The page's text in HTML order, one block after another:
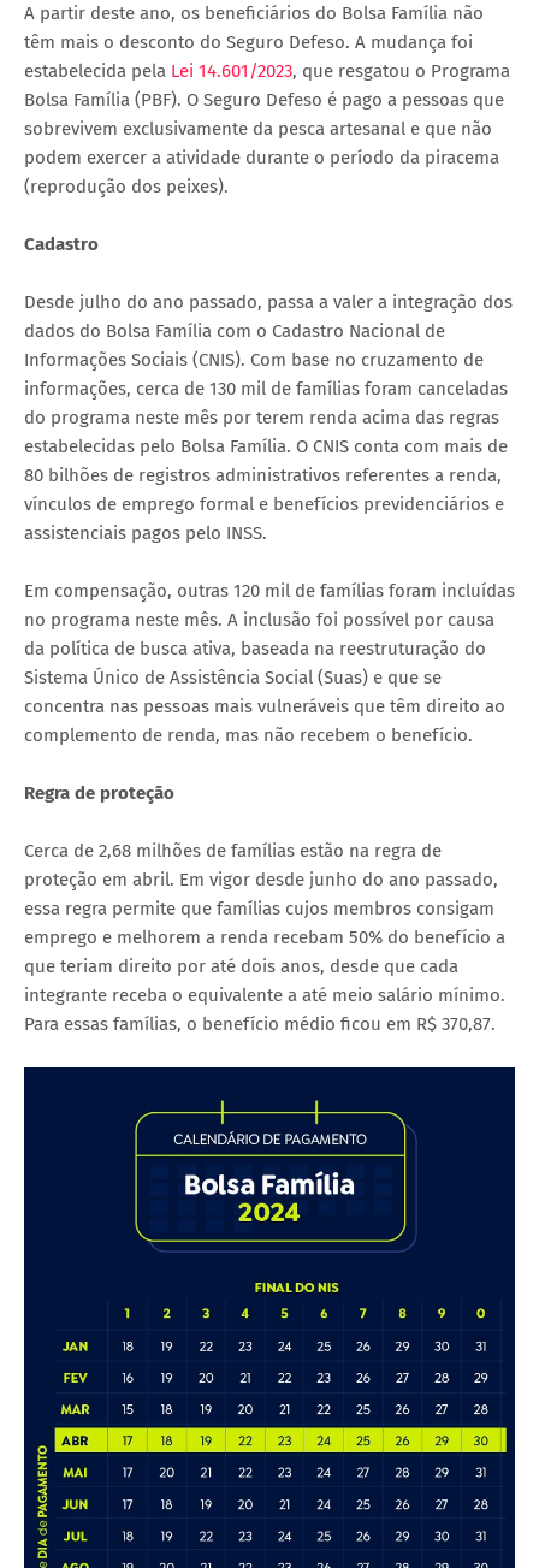
A partir deste ano, os beneficiários do Bolsa Família não
têm mais o desconto do Seguro Defeso. A mudança foi
estabelecida pela Lei 14.601/2023, que resgatou o Programa
Bolsa Família (PBF). O Seguro Defeso é pago a pessoas que
sobrevivem exclusivamente da pesca artesanal e que não
podem exercer a atividade durante o período da piracema
(reprodução dos peixes).
Cadastro
Desde julho do ano passado, passa a valer a integração dos
dados do Bolsa Família com o Cadastro Nacional de
Informações Sociais (CNIS). Com base no cruzamento de
informações, cerca de 130 mil de famílias foram canceladas
do programa neste mês por terem renda acima das regras
estabelecidas pelo Bolsa Família. O CNIS conta com mais de
80 bilhões de registros administrativos referentes a renda,
vínculos de emprego formal e benefícios previdenciários e
assistenciais pagos pelo INSS.
Em compensação, outras 120 mil de famílias foram incluídas
no programa neste mês. A inclusão foi possível por causa
da política de busca ativa, baseada na reestruturação do
Sistema Único de Assistência Social (Suas) e que se
concentra nas pessoas mais vulneráveis que têm direito ao
complemento de renda, mas não recebem o benefício.
Regra de proteção
Cerca de 2,68 milhões de famílias estão na regra de
proteção em abril. Em vigor desde junho do ano passado,
essa regra permite que famílias cujos membros consigam
emprego e melhorem a renda recebam 50% do benefício a
que teriam direito por até dois anos, desde que cada
integrante receba o equivalente a até meio salário mínimo.
Para essas famílias, o benefício médio ficou em R$ 370,87.